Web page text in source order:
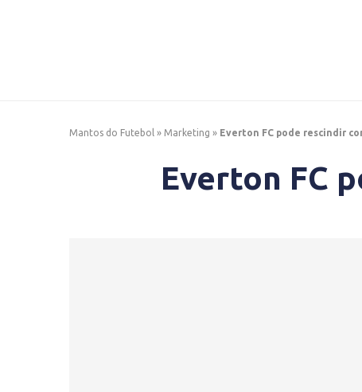
Mantos do Futebol » Marketing » Everton FC pode rescindir
Everton FC